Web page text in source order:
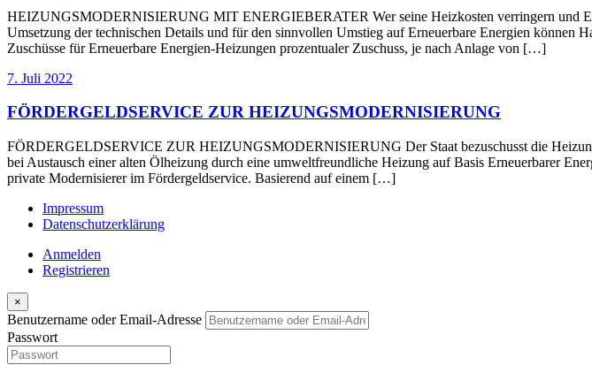
HEIZUNGSMODERNISIERUNG MIT ENERGIEBERATER Wer seine Heizkosten verringern und
Umsetzung der technischen Details und für den sinnvollen Umstieg auf Erneuerbare Energien können
Zuschüsse für Erneuerbare Energien-Heizungen prozentualer Zuschuss, je nach Anlage von […]
7. Juli 2022
FÖRDERGELDSERVICE ZUR HEIZUNGSMODERNISIERUNG
FÖRDERGELDSERVICE ZUR HEIZUNGSMODERNISIERUNG Der Staat bezuschusst die
bei Austausch einer alten Ölheizung durch eine umweltfreundliche Heizung auf Basis Erneuerbarer
private Modernisierer im Fördergeldservice. Basierend auf einem […]
Impressum
Datenschutzerklärung
Anmelden
Registrieren
×
Benutzername oder Email-Adresse
Passwort